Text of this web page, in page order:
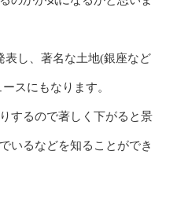
表し、著名な土地(銀座など
スにもなります。
するので著しく下がると景
いるなどを知ることができ